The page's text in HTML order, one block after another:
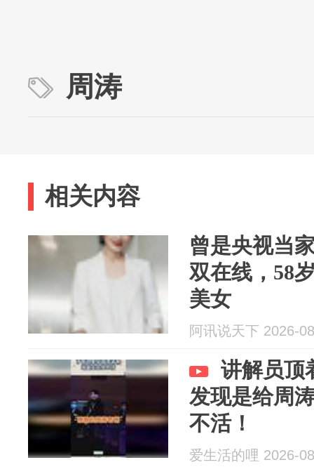
周涛
相关内容
曾是央视当
双在线，58
美女
阿讯说天下 2026-
讲解员顶
发现是给周
不活！
爱生活的哩 2026-